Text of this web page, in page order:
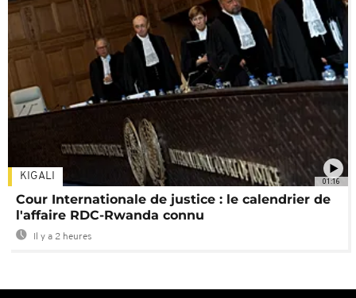
01:16
KIGALI
Cour Internationale de justice : le calendrier de
l'affaire RDC-Rwanda connu
Il y a 2 heures